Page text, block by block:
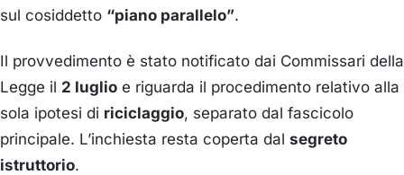
sul cosiddetto “piano parallelo”.
Il provvedimento è stato notificato dai Commissari della
Legge il 2 luglio e riguarda il procedimento relativo alla
sola ipotesi di riciclaggio, separato dal fascicolo
principale. L’inchiesta resta coperta dal segreto
istruttorio.